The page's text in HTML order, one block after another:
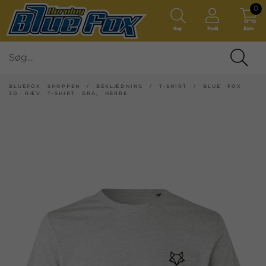
Søg Profil Kurv
0
BLUEFOX SHOPPEN / BEKLÆDNING / T-SHIRT / BLUE FOX
3D RÆV T-SHIRT GRÅ, HERRE